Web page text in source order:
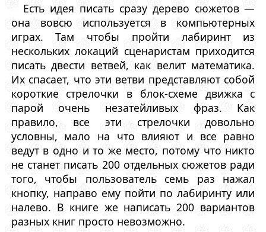
Есть идея писать сразу дерево сюжетов —
она вовсю используется в компьютерных
играх. Там чтобы пройти лабиринт из
нескольких локаций сценаристам приходится
писать двести ветвей, как велит математика.
Их спасает, что эти ветви представляют собой
короткие стрелочки в блок-схеме движка с
парой очень незатейливых фраз. Как
правило, все эти стрелочки довольно
условны, мало на что влияют и все равно
ведут в одно и то же место, потому что никто
не станет писать 200 отдельных сюжетов ради
того, чтобы пользователь семь раз нажал
кнопку, направо ему пойти по лабиринту или
налево. В книге же написать 200 вариантов
разных книг просто невозможно.